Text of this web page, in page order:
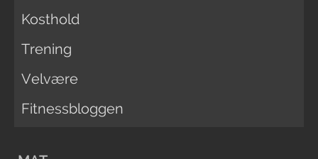
Kosthold
Trening
Velvære
Fitnessbloggen